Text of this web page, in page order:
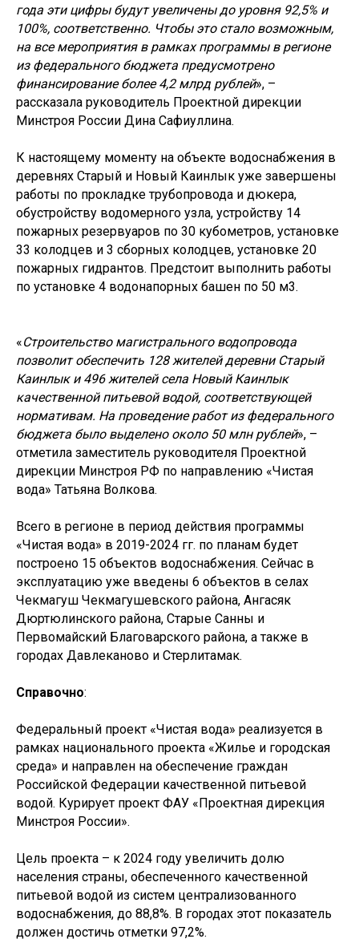
года эти цифры будут увеличены до уровня 92,5% и
100%, соответственно. Чтобы это стало возможным,
на все мероприятия в рамках программы в регионе
из федерального бюджета предусмотрено
финансирование более 4,2 млрд рублей», –
рассказала руководитель Проектной дирекции
Минстроя России Дина Сафиуллина.
К настоящему моменту на объекте водоснабжения в
деревнях Старый и Новый Каинлык уже завершены
работы по прокладке трубопровода и дюкера,
обустройству водомерного узла, устройству 14
пожарных резервуаров по 30 кубометров, установке
33 колодцев и 3 сборных колодцев, установке 20
пожарных гидрантов. Предстоит выполнить работы
по установке 4 водонапорных башен по 50 м3.
«Строительство магистрального водопровода
позволит обеспечить 128 жителей деревни Старый
Каинлык и 496 жителей села Новый Каинлык
качественной питьевой водой, соответствующей
нормативам. На проведение работ из федерального
бюджета было выделено около 50 млн рублей», –
отметила заместитель руководителя Проектной
дирекции Минстроя РФ по направлению «Чистая
вода» Татьяна Волкова.
Всего в регионе в период действия программы
«Чистая вода» в 2019-2024 гг. по планам будет
построено 15 объектов водоснабжения. Сейчас в
эксплуатацию уже введены 6 объектов в селах
Чекмагуш Чекмагушевского района, Ангасяк
Дюртюлинского района, Старые Санны и
Первомайский Благоварского района, а также в
городах Давлеканово и Стерлитамак.
Справочно:
Федеральный проект «Чистая вода» реализуется в
рамках национального проекта «Жилье и городская
среда» и направлен на обеспечение граждан
Российской Федерации качественной питьевой
водой. Курирует проект ФАУ «Проектная дирекция
Минстроя России».
Цель проекта – к 2024 году увеличить долю
населения страны, обеспеченного качественной
питьевой водой из систем централизованного
водоснабжения, до 88,8%. В городах этот показатель
должен достичь отметки 97,2%.
Новости и события
© ФАУ «ПРОЕКТНАЯ ДИРЕКЦИЯ
МИНСТРОЯ РОССИИ», 2022–2025
119435, Москва, ул. Большая Пироговская, 23
+7 (495) 419-94-00
Для прессы:
pr@pdminstroy.ru
О дирекции
Руководство Дирекции
Наблюдательный Совет
Контакты и реквизиты Дирекции
Структура Дирекции
Контакты для регионов